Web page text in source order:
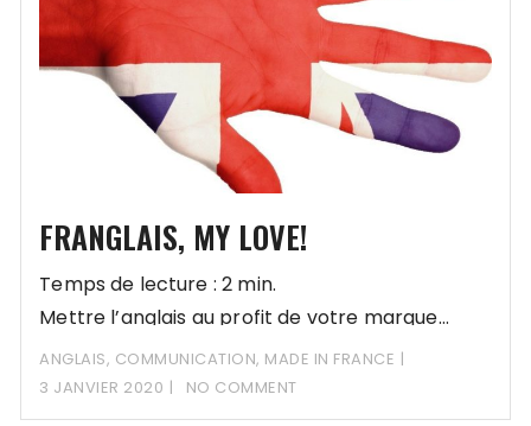
FRANGLAIS, MY LOVE!
Temps de lecture : 2 min.
Mettre l’anglais au profit de votre marque…
ANGLAIS, COMMUNICATION, MADE IN FRANCE
3 JANVIER 2020
NO COMMENT